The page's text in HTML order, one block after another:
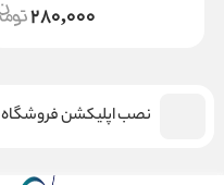
280,000
نصب اپلیکشن فروشگاه